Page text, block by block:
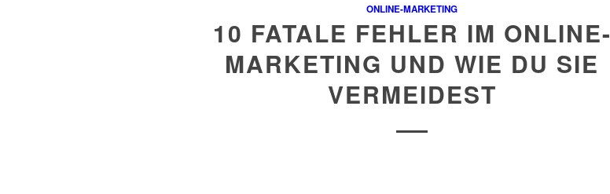
ONLINE-MARKETING
10 FATALE FEHLER IM ONLINE-
MARKETING UND WIE DU SIE
VERMEIDEST